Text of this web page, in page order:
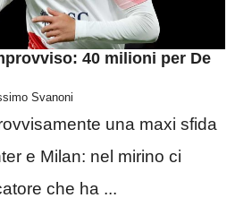
40 milioni per De
Svanoni
una maxi sfida
e Milan: nel mirino ci
che ha ...